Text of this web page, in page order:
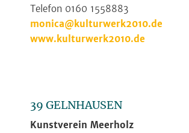
Telefon 0160 1558883
monica@kulturwerk2010.de
www.kulturwerk2010.de
39 GELNHAUSEN
Kunstverein Meerholz